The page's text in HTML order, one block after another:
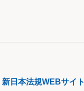
日本法規WEBサイト